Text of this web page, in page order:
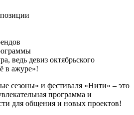
ведь девиз октябрьского
в ажуре»!
сезоны» и фестиваля «Нити» – это
программа и
для общения и новых проектов!